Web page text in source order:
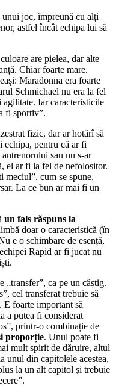
joc, împreună cu alți
astfel încât echipa lui să
are pielea, dar alte
Chiar foarte mare.
Maradonna era foarte
Schmichael nu era la fel
agilitate. Iar caracteristicile
fi sportiv”.
fizic, dar ar hotărî să
echipa, pentru că ar fi
sau nu s-ar
el ar fi la fel de nefolositor.
meciul”, cum se spune,
La ce bun ar mai fi un
un fals răspuns la
doar o caracteristică (în
e o schimbare de esență,
Rapid ar fi jucat nu
„transfer”, ca pe un câștig.
cel transferat trebuie să
E foarte important să
a putea fi considerat
printr-o combinație de
proporție. Unul poate fi
mult spirit de dăruire, altul
unul din capitolele acestea,
la un alt capitol și trebuie